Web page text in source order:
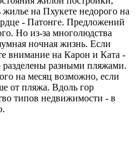
на Пхукете недорого на
- Патонге. Предложений
Но из-за многолюдства
ночная жизнь. Если
внимание на Карон и Ката -
разделены разными пляжами.
на месяц возможно, если
от пляжа. Вдоль гор
типов недвижимости - в